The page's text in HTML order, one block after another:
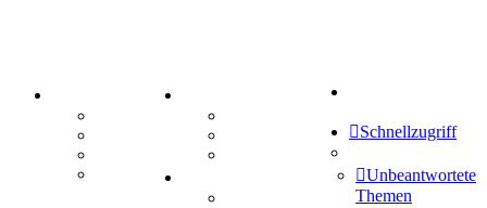
Mastodon
Treffenübersicht
Zitatesammlung
Schnellzugriff
Unbeantwortete
Themen